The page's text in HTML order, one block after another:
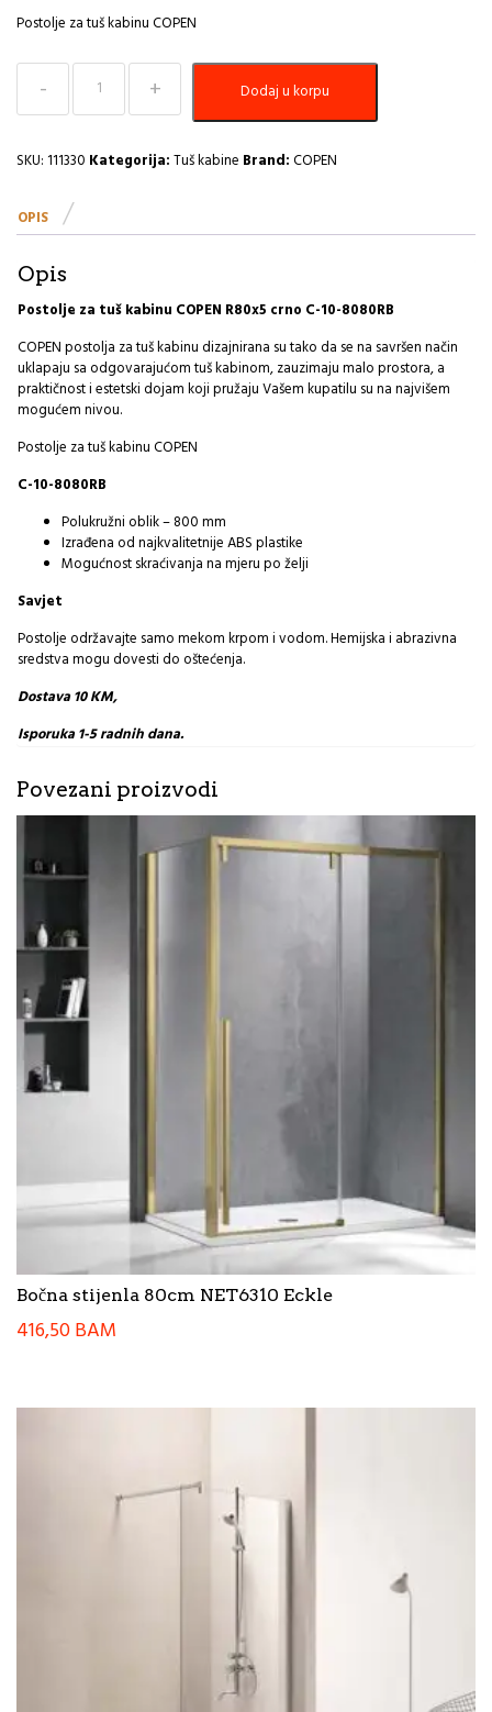
Postolje za tuš kabinu COPEN
Postolje
tuš
COPEN
crno
10-
količina
Dodaj u korpu
SKU: 111330 Kategorija:Tuš kabine Brand:COPEN
OPIS
Opis
Postolje za tuš kabinu COPEN R80x5 crno C-10-8080RB
COPEN postolja za tuš kabinu dizajnirana su tako da se na savršen način
uklapaju sa odgovarajućom tuš kabinom, zauzimaju malo prostora, a
praktičnost i estetski dojam koji pružaju Vašem kupatilu su na najvišem
mogućem nivou.
Postolje za tuš kabinu COPEN
C-10-8080RB
Polukružni oblik – 800 mm
Izrađena od najkvalitetnije ABS plastike
Mogućnost skraćivanja na mjeru po želji
Savjet
Postolje održavajte samo mekom krpom i vodom. Hemijska i abrazivna
sredstva mogu dovesti do oštećenja.
Dostava 10 KM,
Isporuka 1-5 radnih dana.
Povezani proizvodi
Bočna stijenla 80cm NET6310 Eckle
416,50BAM